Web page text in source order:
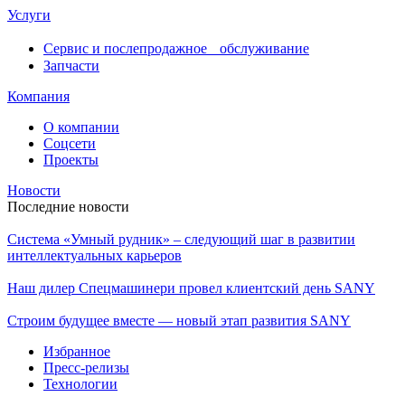
Услуги
Сервис и послепродажное обслуживание
Запчасти
Компания
О компании
Соцсети
Проекты
Новости
Последние новости
Система «Умный рудник» – следующий шаг в развитии
интеллектуальных карьеров
Наш дилер Спецмашинери провел клиентский день SANY
Строим будущее вместе — новый этап развития SANY
Избранное
Пресс-релизы
Технологии